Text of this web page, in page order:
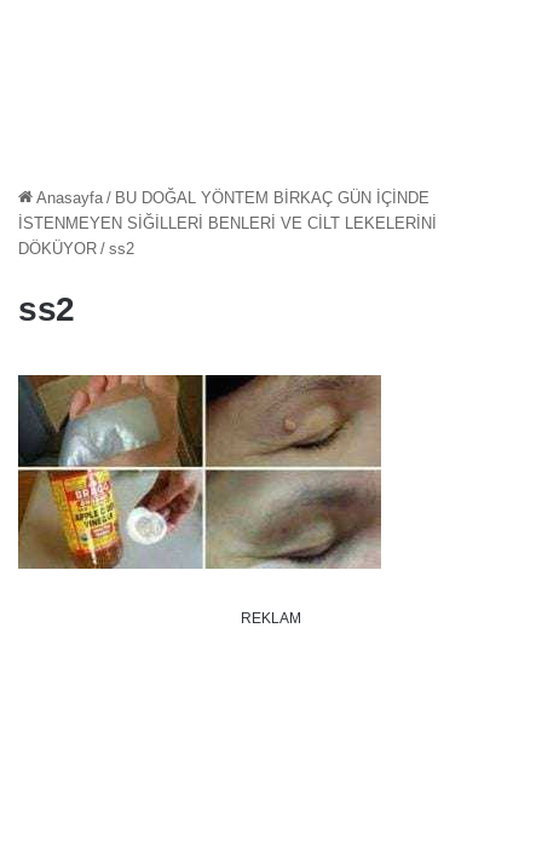
Anasayfa / BU DOĞAL YÖNTEM BİRKAÇ GÜN İÇİNDE
İSTENMEYEN SİĞİLLERİ BENLERİ VE CİLT LEKELERİNİ
DÖKÜYOR / ss2
ss2
REKLAM